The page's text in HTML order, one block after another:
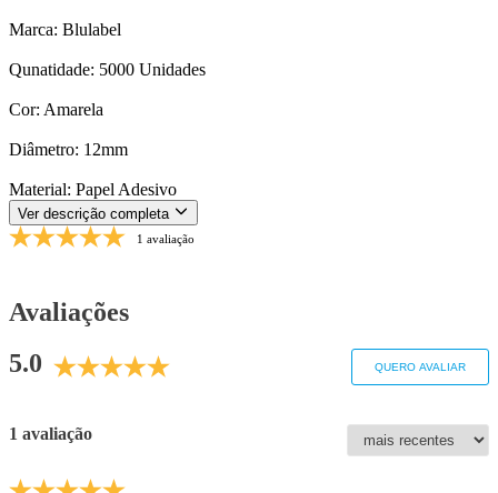
Marca: Blulabel
Qunatidade: 5000 Unidades
Cor: Amarela
Diâmetro: 12mm
Material: Papel Adesivo
Ver descrição completa
1 avaliação
Avaliações
5.0
QUERO AVALIAR
1 avaliação